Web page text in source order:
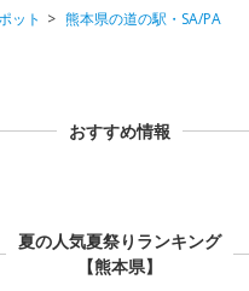
ット
熊本県の道の駅・SA/PA
おすすめ情報
夏の人気夏祭りランキング
【熊本県】